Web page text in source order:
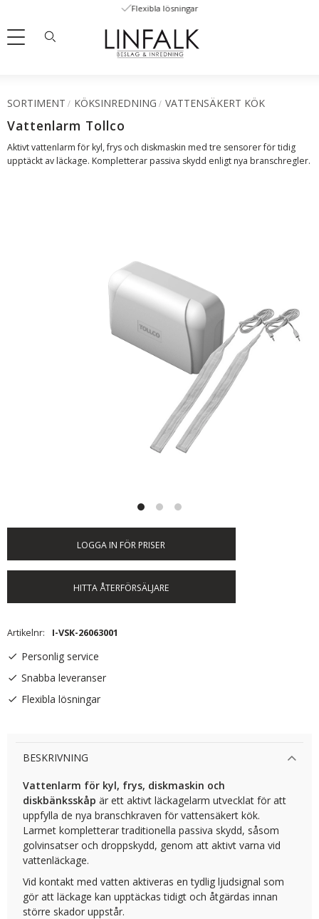
Meny
Flexibla lösningar
SORTIMENT KÖKSINREDNING VATTENSÄKERT KÖK
Vattenlarm Tollco
Aktivt vattenlarm för kyl, frys och diskmaskin med tre sensorer för tidig
upptäckt av läckage. Kompletterar passiva skydd enligt nya branschregler.
LOGGA IN FÖR PRISER
HITTA ÅTERFÖRSÄLJARE
Artikelnr I-VSK-26063001
Personlig service
Snabba leveranser
Flexibla lösningar
BESKRIVNING
Vattenlarm för kyl, frys, diskmaskin och
diskbänksskåp är ett aktivt läckagelarm utvecklat för att
uppfylla de nya branschkraven för vattensäkert kök.
Larmet kompletterar traditionella passiva skydd, såsom
golvinsatser och droppskydd, genom att aktivt varna vid
vattenläckage.
Vid kontakt med vatten aktiveras en tydlig ljudsignal som
gör att läckage kan upptäckas tidigt och åtgärdas innan
större skador uppstår.